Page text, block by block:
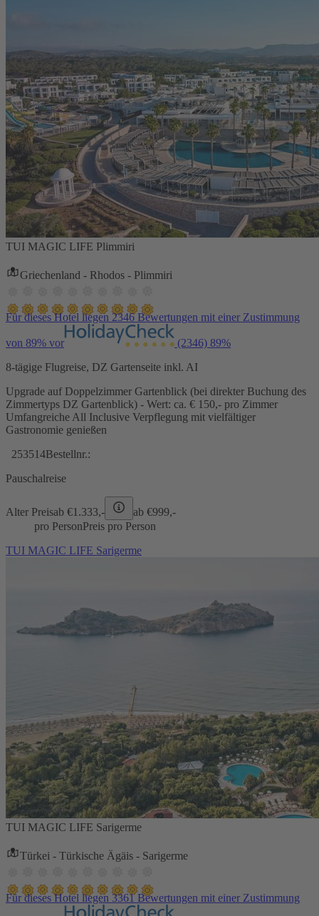
TUI MAGIC LIFE Plimmiri
Griechenland - Rhodos - Plimmiri
Für dieses Hotel liegen 2346 Bewertungen mit einer Zustimmung
von 89% vor (2346) 89%
8-tägige Flugreise, DZ Gartenseite inkl. AI
Upgrade auf Doppelzimmer Gartenblick (bei direkter Buchung des
Zimmertyps DZ Gartenblick) - Wert: ca. € 150,- pro Zimmer
Umfangreiche All Inclusive Verpflegung mit vielfältiger
Gastronomie genießen
253514Bestellnr.:
Pauschalreise
Alter Preisab €1.333,- ab €999,-
pro PersonPreis pro Person
TUI MAGIC LIFE Sarigerme
TUI MAGIC LIFE Sarigerme
Türkei - Türkische Ägäis - Sarigerme
Für dieses Hotel liegen 3361 Bewertungen mit einer Zustimmung